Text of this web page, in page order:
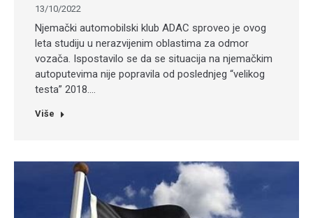
13/10/2022
Njemački automobilski klub ADAC sproveo je ovog
leta studiju u nerazvijenim oblastima za odmor
vozača. Ispostavilo se da se situacija na njemačkim
autoputevima nije popravila od poslednjeg “velikog
testa” 2018.…
Više